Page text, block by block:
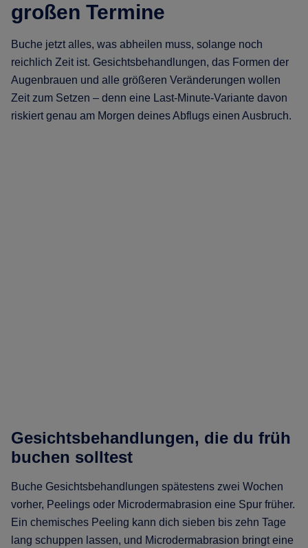
großen Termine
Buche jetzt alles, was abheilen muss, solange noch
reichlich Zeit ist. Gesichtsbehandlungen, das Formen der
Augenbrauen und alle größeren Veränderungen wollen
Zeit zum Setzen – denn eine Last-Minute-Variante davon
riskiert genau am Morgen deines Abflugs einen Ausbruch.
Gesichtsbehandlungen, die du früh
buchen solltest
Buche Gesichtsbehandlungen spätestens zwei Wochen
vorher, Peelings oder Microdermabrasion eine Spur früher.
Ein chemisches Peeling kann dich sieben bis zehn Tage
lang schuppen lassen, und Microdermabrasion bringt eine